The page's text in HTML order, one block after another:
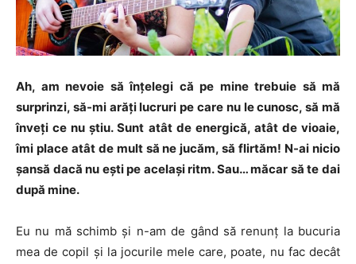
Ah, am nevoie să înţelegi că pe mine trebuie să mă
surprinzi, să-mi arăţi lucruri pe care nu le cunosc, să mă
înveţi ce nu ştiu. Sunt atât de energică, atât de vioaie,
îmi place atât de mult să ne jucăm, să flirtăm! N-ai nicio
şansă dacă nu eşti pe acelaşi ritm. Sau… măcar să te dai
după mine.
Eu nu mă schimb şi n-am de gând să renunţ la bucuria
mea de copil şi la jocurile mele care, poate, nu fac decât